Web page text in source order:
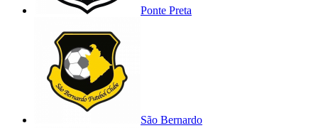
Ponte Preta
São Bernardo